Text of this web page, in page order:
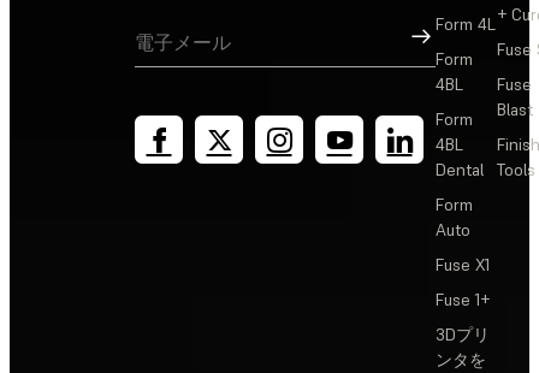
サインアップ
Form 4L
Form
4BL
Form
4BL
Dental
Form
Auto
Fuse X1
Fuse 1+
3Dプリ
ンタを
+
Fuse
Fuse
Blast
Tools